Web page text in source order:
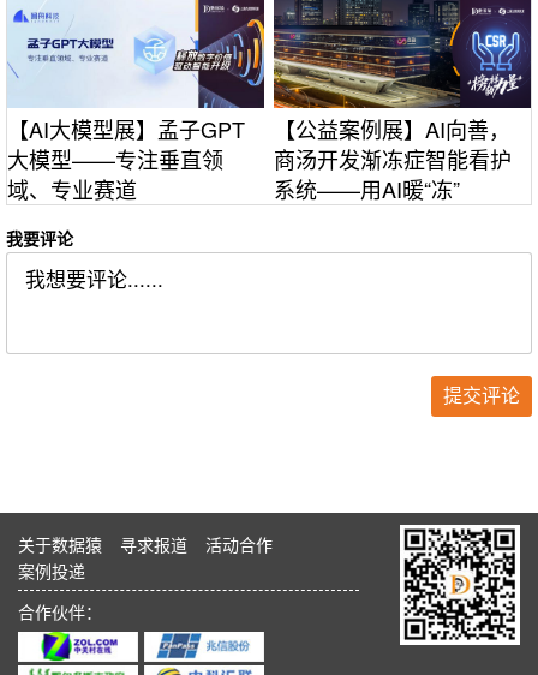
【AI大模型展】孟子GPT
大模型——专注垂直领
域、专业赛道
【公益案例展】AI向善，
商汤开发渐冻症智能看护
系统——用AI暖“冻”
我要评论
关于数据猿 寻求报道
活动合作
案例投递
合作伙伴：